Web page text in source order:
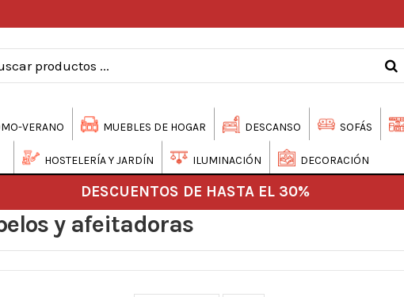
VERANO MUEBLES DE HOGAR DESCANSO SOFÁS
HOSTELERÍA Y JARDÍN ILUMINACIÓN DECORACIÓN
DESCUENTOS DE HASTA EL 30%
y afeitadoras